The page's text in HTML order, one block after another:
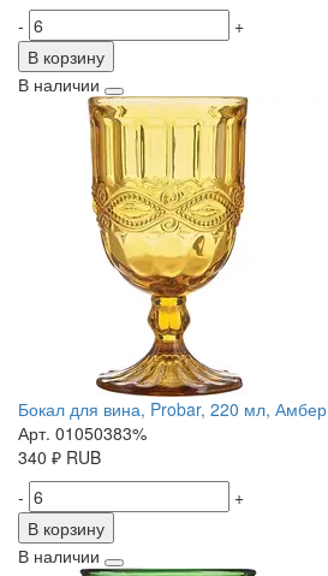
-
+
В корзину
В наличии
Бокал для вина, Probar, 220 мл, Амбер
Арт. 01050383%
340 ₽ RUB
-
+
В корзину
В наличии